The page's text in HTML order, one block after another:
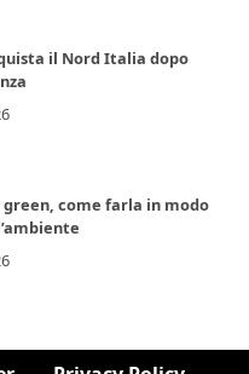
il Nord Italia dopo
come farla in modo